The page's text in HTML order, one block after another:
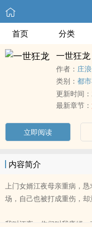
首页 分类
一世狂龙
作者： 庄
类别： 都
更新时间：
最新章节：
立即阅读
内容简介
上门女婿江夜母亲重病，
场，自己也被打成重伤，却
我叫江夜，你们叫我废婿